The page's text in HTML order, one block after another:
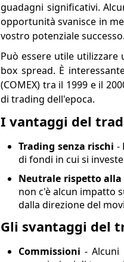
guadagni significativi.
opportunità svanisce in
vostro potenziale successo.
Può essere utile
box spread. È
(COMEX) tra il 1999 e il
di trading dell'epoca.
I vantaggi del
Trading senza rischi -
di fondi in cui si
Neutrale rispetto alla
non c'è alcun impatto
dalla direzione del
Gli svantaggi del
Commissioni - Alcuni